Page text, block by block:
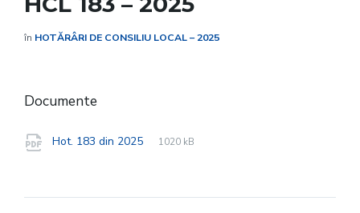
în HOTĂRÂRI DE CONSILIU LOCAL – 2025
Documente
Hot. 183 din 2025
File
pdf
File
1020 kB